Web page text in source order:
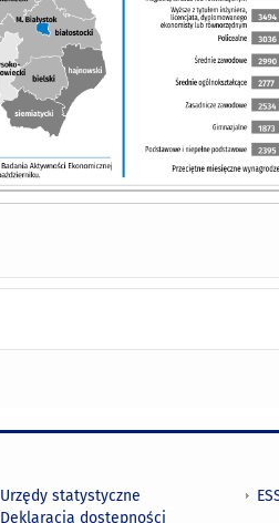
Urzędy statystyczne
Deklaracja dostępności